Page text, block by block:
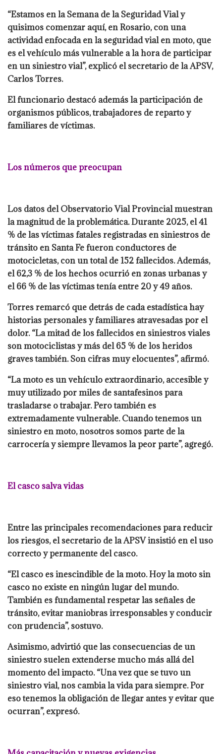
“Estamos en la Semana de la Seguridad Vial y
quisimos comenzar aquí, en Rosario, con una
actividad enfocada en la seguridad vial en moto, que
es el vehículo más vulnerable a la hora de participar
en un siniestro vial”, explicó el secretario de la APSV,
Carlos Torres.
El funcionario destacó además la participación de
organismos públicos, trabajadores de reparto y
familiares de víctimas.
Los números que preocupan
Los datos del Observatorio Vial Provincial muestran
la magnitud de la problemática. Durante 2025, el 41
% de las víctimas fatales registradas en siniestros de
tránsito en Santa Fe fueron conductores de
motocicletas, con un total de 152 fallecidos. Además,
el 62,3 % de los hechos ocurrió en zonas urbanas y
el 66 % de las víctimas tenía entre 20 y 49 años.
Torres remarcó que detrás de cada estadística hay
historias personales y familiares atravesadas por el
dolor. “La mitad de los fallecidos en siniestros viales
son motociclistas y más del 65 % de los heridos
graves también. Son cifras muy elocuentes”, afirmó.
“La moto es un vehículo extraordinario, accesible y
muy utilizado por miles de santafesinos para
trasladarse o trabajar. Pero también es
extremadamente vulnerable. Cuando tenemos un
siniestro en moto, nosotros somos parte de la
carrocería y siempre llevamos la peor parte”, agregó.
El casco salva vidas
Entre las principales recomendaciones para reducir
los riesgos, el secretario de la APSV insistió en el uso
correcto y permanente del casco.
“El casco es inescindible de la moto. Hoy la moto sin
casco no existe en ningún lugar del mundo.
También es fundamental respetar las señales de
tránsito, evitar maniobras irresponsables y conducir
con prudencia”, sostuvo.
Asimismo, advirtió que las consecuencias de un
siniestro suelen extenderse mucho más allá del
momento del impacto. “Una vez que se tuvo un
siniestro vial, nos cambia la vida para siempre. Por
eso tenemos la obligación de llegar antes y evitar que
ocurran”, expresó.